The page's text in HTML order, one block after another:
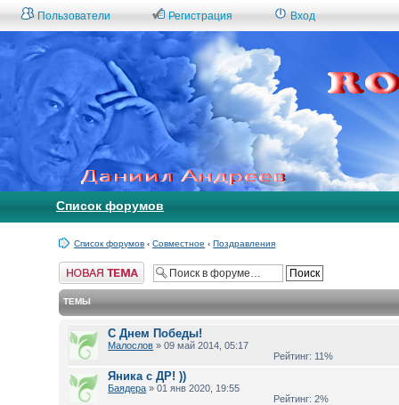
Пользователи Регистрация Вход
Список форумов
Список форумов ‹ Совместное ‹ Поздравления
Начать новую
тему
ТЕМЫ
С Днем Победы!
Малослов » 09 май 2014, 05:17
Рейтинг: 11%
Яника с ДР! ))
Баядера » 01 янв 2020, 19:55
Рейтинг: 2%